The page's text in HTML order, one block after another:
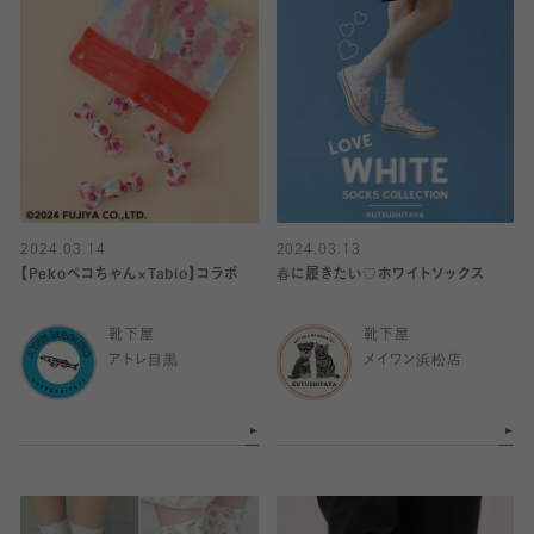
2024.03.14
【Pekoペコちゃん×Tabio】コラボ
靴下屋
アトレ目黒
2024.03.13
春に履きたい♡ホワイトソックス
靴下屋
メイワン浜松店